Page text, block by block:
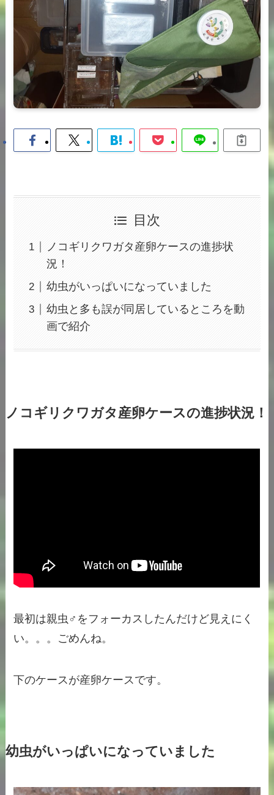
目次
ノコギリクワガタ産卵ケースの進捗状
況！
幼虫がいっぱいになっていました
幼虫と多も誤が同居しているところを動
画で紹介
ノコギリクワガタ産卵ケースの進捗状況！
最初は親虫♂をフォーカスしたんだけど見えにく
い。。。ごめんね。
下のケースが産卵ケースです。
幼虫がいっぱいになっていました